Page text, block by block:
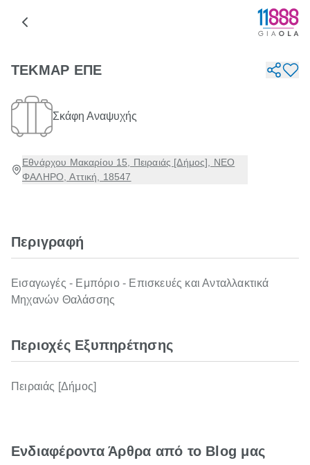
ΤΕΚΜΑΡ ΕΠΕ
Σκάφη Αναψυχής
Εθνάρχου Μακαρίου 15, Πειραιάς [Δήμος], ΝΕΟ
ΦΑΛΗΡΟ, Αττική, 18547
Περιγραφή
Εισαγωγές - Εμπόριο - Επισκευές και Ανταλλακτικά
Μηχανών Θαλάσσης
Περιοχές Εξυπηρέτησης
Πειραιάς [Δήμος]
Ενδιαφέροντα Άρθρα από το Blog μας